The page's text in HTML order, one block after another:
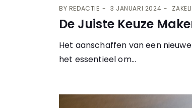
BY REDACTIE 3 JANUARI 2024
De Juiste Keuze
Het aanschaffen van een
het essentieel om...